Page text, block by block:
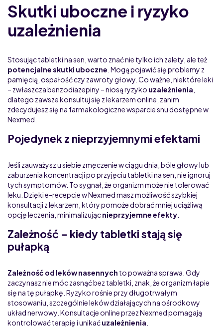
Skutki uboczne i ryzyko
uzależnienia
Stosując tabletki na sen, warto znać nie tylko ich zalety, ale też
potencjalne skutki uboczne . Mogą pojawić się problemy z
pamięcią, ospałość czy zawroty głowy. Co ważne, niektóre leki
– zwłaszcza benzodiazepiny – niosą ryzyko uzależnienia
dlatego zawsze konsultuj się z lekarzem online, zanim
zdecydujesz się na farmakologiczne wsparcie snu dostępne w
Nexmed.
Pojedynek z nieprzyjemnymi efektami
Jeśli zauważysz u siebie zmęczenie w ciągu dnia, bóle głowy lub
zaburzenia koncentracji po przyjęciu tabletki na sen, nie ignoruj
tych symptomów. To sygnał, że organizm może nie tolerować
leku. Dzięki e-recepcie w Nexmed masz możliwość szybkiej
konsultacji z lekarzem, który pomoże dobrać mniej uciążliwą
opcję leczenia, minimalizującnieprzyjemne efekty
Zależność – kiedy tabletki stają się
pułapką
Zależność od leków nasennych to poważna sprawa. Gdy
zaczynasz nie móc zasnąć bez tabletki, znak, że organizm łapie
się na tę pułapkę. Ryzyko rośnie przy długotrwałym
stosowaniu, szczególnie leków działających na ośrodkowy
układ nerwowy. Konsultacje online przez Nexmed pomagają
kontrolować terapię i unikaćuzależnienia